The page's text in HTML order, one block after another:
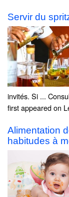
Servir du
invités. Si ...
first appeared on
Alimentation
habitudes à